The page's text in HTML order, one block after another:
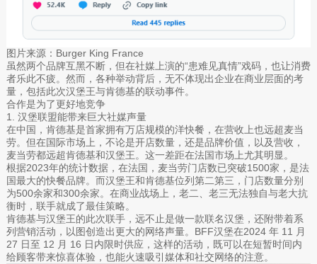
图片来源：Burger King France
虽然两个品牌互黑不断，但在社媒上演的“患难见真情”戏码，也让消费
者乐此不疲。然而，各种举动背后，无不体现出企业在商业层面的考
量，包括此次汉堡王与肯德基的联动事件。
合作是为了更好地竞争
1. 汉堡联盟能带来巨大社媒声量
在中国，肯德基是首家拥有万店规模的洋快餐，在营收上也远超麦当
劳。但在国际市场上，不论是开店数量，还是品牌价值，以及营收，
麦当劳都远超肯德基和汉堡王。这一差距在法国市场上尤其明显。
根据2023年的统计数据，在法国，麦当劳门店数已突破1500家，是法
国最大的快餐品牌。而汉堡王和肯德基位列第二第三，门店数量分别
为500余家和300余家。在商业战场上，老二、老三无法独自与老大抗
衡时，联手就成了最佳策略。
肯德基与汉堡王的此次联手，远不止是做一款联名汉堡，还附带着系
列营销活动，以图创造出更大的网络声量。BFF汉堡在2024 年 11 月
27 日至 12 月 16 日内限时供应，这样的活动，既可以在短暂时间内
给顾客带来惊喜体验，也能火速吸引媒体和社交网络的注意。